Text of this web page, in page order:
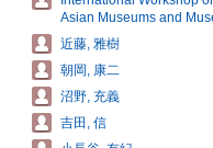
Asian Museums and
近藤, 雅樹
朝岡, 康二
沼野, 充義
吉田, 信